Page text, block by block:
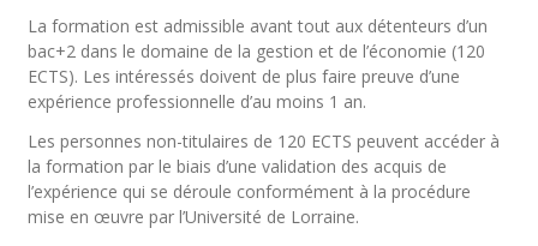
La formation est admissible avant tout aux détenteurs d’un
bac+2 dans le domaine de la gestion et de l’économie (120
ECTS). Les intéressés doivent de plus faire preuve d’une
expérience professionnelle d’au moins 1 an.
Les personnes non-titulaires de 120 ECTS peuvent accéder à
la formation par le biais d’une validation des acquis de
l’expérience qui se déroule conformément à la procédure
mise en œuvre par l’Université de Lorraine.